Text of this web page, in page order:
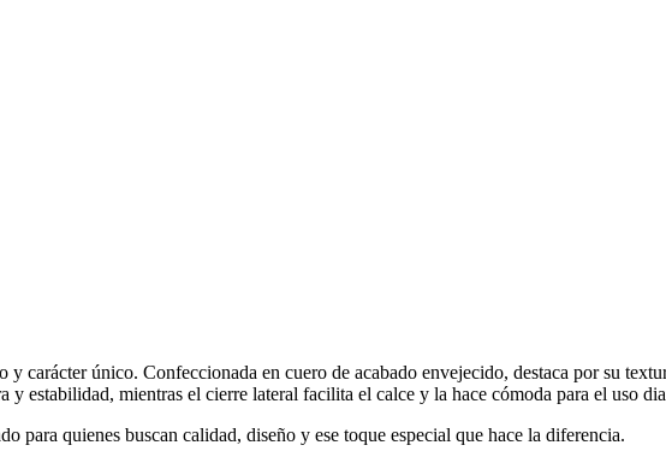
y carácter único. Confeccionada en cuero de acabado envejecido, destaca por su
y estabilidad, mientras el cierre lateral facilita el calce y la hace cómoda para el uso
para quienes buscan calidad, diseño y ese toque especial que hace la diferencia.